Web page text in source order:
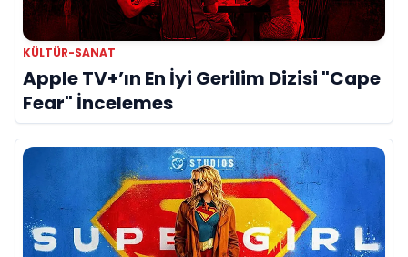
KÜLTÜR-SANAT
Apple TV+’ın En İyi Gerilim Dizisi "Cape
Fear" İncelemes